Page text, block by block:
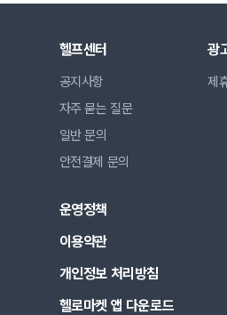
헬프센터
공지사항
자주 묻는 질문
일반 문의
안전결제 문의
광
제
운영정책
이용약관
개인정보 처리방침
헬로마켓 앱 다운로드